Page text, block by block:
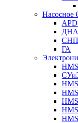
APD
ДНА
СНП
ГА